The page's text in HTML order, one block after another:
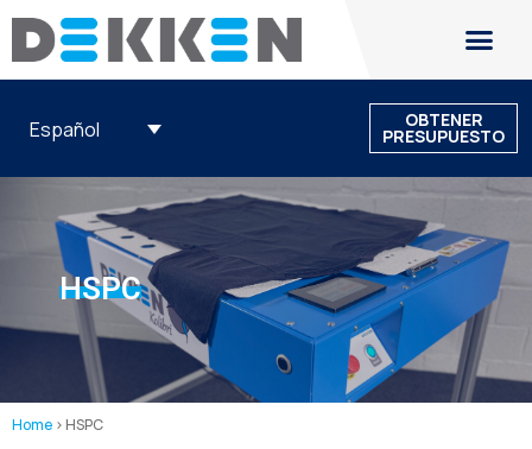
Español OBTENER
PRESUPUESTO
HSPC
Home > HSPC